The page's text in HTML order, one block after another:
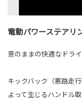
電動パワーステアリ
意のままの快適なドライ
キックバック（悪路走
よって生じるハンドル